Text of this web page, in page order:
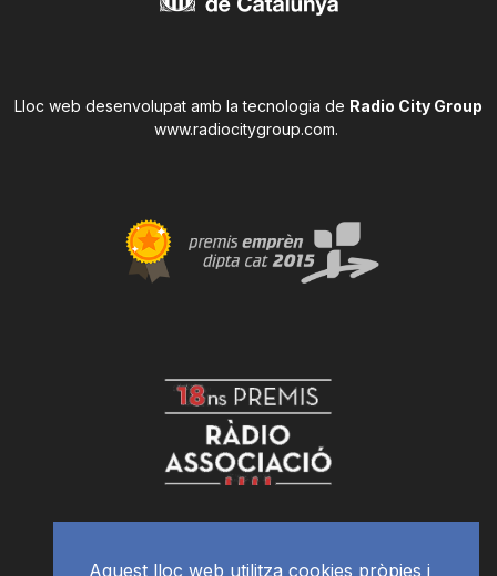
Lloc web desenvolupat amb la tecnologia de Radio City Group
www.radiocitygroup.com.
Aquest lloc web utilitza cookies pròpies i